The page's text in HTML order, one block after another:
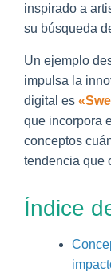
inspirado a
su búsqueda
Un ejemplo
impulsa la
digital es
que incorpora
conceptos
tendencia que
Índice